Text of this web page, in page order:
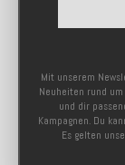
Mit unserem
Neuheiten rund
und dir
Kampagnen. Du
Es gelten